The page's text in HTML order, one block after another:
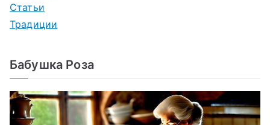
Статьи
Традиции
Бабушка Роза